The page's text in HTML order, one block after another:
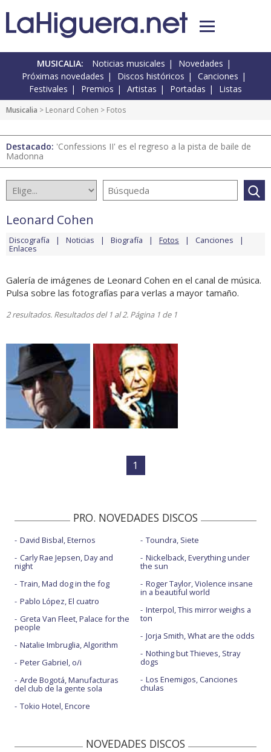
MUSICALIA: Noticias musicales
Novedades
Próximas novedades
Discos históricos
Canciones
Festivales
Premios Artistas Portadas Listas
Musicalia > Leonard Cohen > Fotos
Destacado: 'Confessions II' es el regreso a la pista de baile de
Madonna
Leonard Cohen
Discografía Noticias Biografía Fotos Canciones
Enlaces
Galería de imágenes de Leonard Cohen en el canal de música.
Pulsa sobre las fotografías para verlas a mayor tamaño.
2 resultados. Resultados del 1 al 2. Página 1 de 1
1
PRO. NOVEDADES DISCOS
David Bisbal, Eternos
Carly Rae Jepsen, Day and
night
Train, Mad dog in the fog
Pablo López, El cuatro
Greta Van Fleet, Palace for the
people
Natalie Imbruglia, Algorithm
Peter Gabriel, o/i
Arde Bogotá, Manufacturas
del club de la gente sola
Tokio Hotel, Encore
Toundra, Siete
Nickelback, Everything under
the sun
Roger Taylor, Violence insane
in a beautiful world
Interpol, This mirror weighs a
ton
Jorja Smith, What are the odds
Nothing but Thieves, Stray
dogs
Los Enemigos, Canciones
chulas
NOVEDADES DISCOS